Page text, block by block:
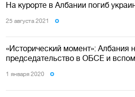
На курорте в Албании погиб
25 августа 2021
«Исторический момент»: Албания
председательство в ОБСЕ и
1 января 2020